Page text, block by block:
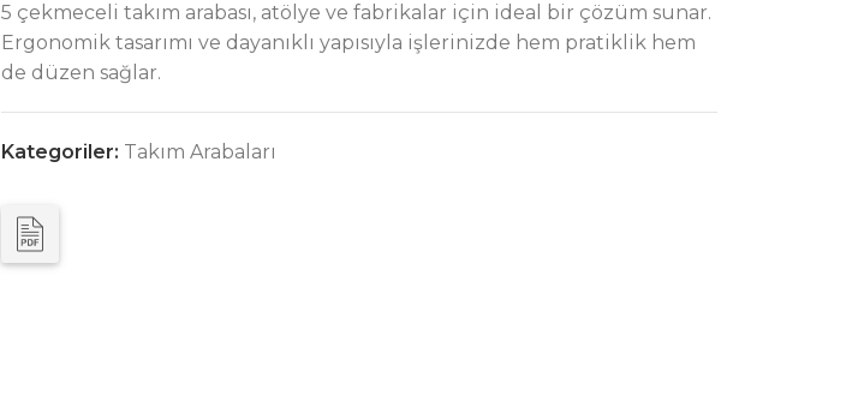
5 çekmeceli takım arabası, atölye ve fabrikalar için ideal bir çözüm sunar.
Ergonomik tasarımı ve dayanıklı yapısıyla işlerinizde hem pratiklik hem
de düzen sağlar.
Kategoriler: Takım Arabaları